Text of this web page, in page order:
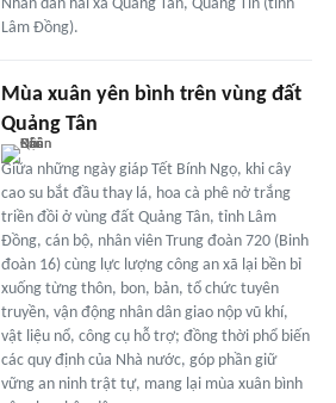
Nhân dân hai xã Quảng Tân, Quảng Tín (tỉnh
Lâm Đồng).
Mùa xuân yên bình trên vùng đất
Quảng Tân
Giữa những ngày giáp Tết Bính Ngọ, khi cây
cao su bắt đầu thay lá, hoa cà phê nở trắng
triền đồi ở vùng đất Quảng Tân, tỉnh Lâm
Đồng, cán bộ, nhân viên Trung đoàn 720 (Binh
đoàn 16) cùng lực lượng công an xã lại bền bỉ
xuống từng thôn, bon, bản, tổ chức tuyên
truyền, vận động nhân dân giao nộp vũ khí,
vật liệu nổ, công cụ hỗ trợ; đồng thời phổ biến
các quy định của Nhà nước, góp phần giữ
vững an ninh trật tự, mang lại mùa xuân bình